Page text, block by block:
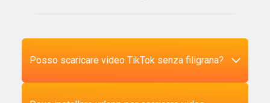
Posso scaricare video TikTok senza filigrana?